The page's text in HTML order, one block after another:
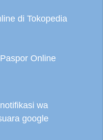
di Tokopedia
Online
wa
google